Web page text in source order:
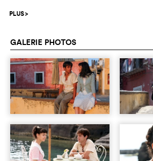
PLUS>
GALERIE PHOTOS